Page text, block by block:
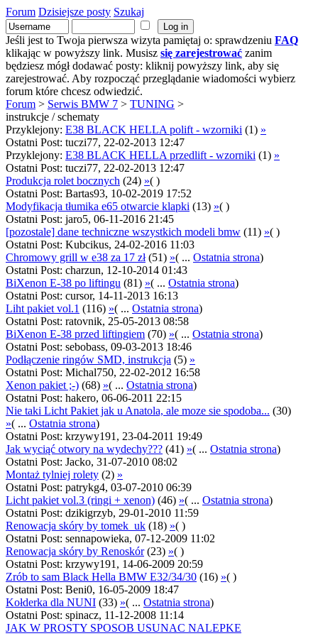
Forum Dzisiejsze posty Szukaj
Jeśli jest to Twoja pierwsza wizyta pamiętaj o: sprawdzeniu FAQ
klikając w powyższy link. Musisz się zarejestrować zanim
będziesz mógł dodawać posty: kliknij powyższy link, aby się
zarejestrować. Aby rozpocząć przeglądanie wiadomości wybierz
forum które chcesz odwiedzić.
Forum > Serwis BMW 7 > TUNING >
instrukcje / schematy
Przyklejony: E38 BLACK HELLA polift - wzorniki (1) »
Ostatni Post: tuczi77, 22-02-2013 12:47
Przyklejony: E38 BLACK HELLA przedlift - wzorniki (1) »
Ostatni Post: tuczi77, 22-02-2013 12:47
Produkcja rolet bocznych (24) »( )
Ostatni Post: Bartas93, 10-02-2019 17:52
Modyfikacja tłumika e65 otwarcie klapki (13) »( )
Ostatni Post: jaro5, 06-11-2016 21:45
[pozostale] dane techniczne wszystkich modeli bmw (11) »( )
Ostatni Post: Kubcikus, 24-02-2016 11:03
Chromowy grill w e38 za 17 zł(51) »( ... Ostatnia strona)
Ostatni Post: charzun, 12-10-2014 01:43
BiXenon E-38 po liftingu (81) »( ... Ostatnia strona)
Ostatni Post: cursor, 14-11-2013 16:13
Liht pakiet vol.1 (116) »( ... Ostatnia strona)
Ostatni Post: ratovnik, 25-05-2013 08:58
BiXenon E-38 przed liftingiem (70) »( ... Ostatnia strona)
Ostatni Post: sebobass, 09-03-2013 18:46
Podłączenie ringów SMD, instrukcja (5) »
Ostatni Post: Michal750, 22-02-2012 16:58
Xenon pakiet ;-) (68) »( ... Ostatnia strona)
Ostatni Post: hakero, 06-06-2011 22:15
Nie taki Licht Pakiet jak u Anatola, ale moze sie spodoba... (30)
»( ... Ostatnia strona)
Ostatni Post: krzywy191, 23-04-2011 19:49
Jak wyciąć otwory na wydechy??? (41) »( ... Ostatnia strona)
Ostatni Post: Jacko, 31-07-2010 08:02
Montaż tylniej rolety (2) »
Ostatni Post: patrykg4, 03-07-2010 06:39
Licht pakiet vol.3 (ringi + xenon) (46) »( ... Ostatnia strona)
Ostatni Post: dzikigrzyb, 29-01-2010 11:59
Renowacja skóry by tomek_uk (18) »( )
Ostatni Post: sennapowieka, 07-12-2009 11:02
Renowacja skóry by Renoskór(23) »( )
Ostatni Post: krzywy191, 14-06-2009 20:59
Zrób to sam Black Hella BMW E32/34/30 (16) »( )
Ostatni Post: Beni0, 16-05-2009 18:47
Kołderka dla NUNI (33) »( ... Ostatnia strona)
Ostatni Post: spinacz, 11-12-2008 11:14
JAK W PROSTY SPOSOB USUNAC NALEPKE